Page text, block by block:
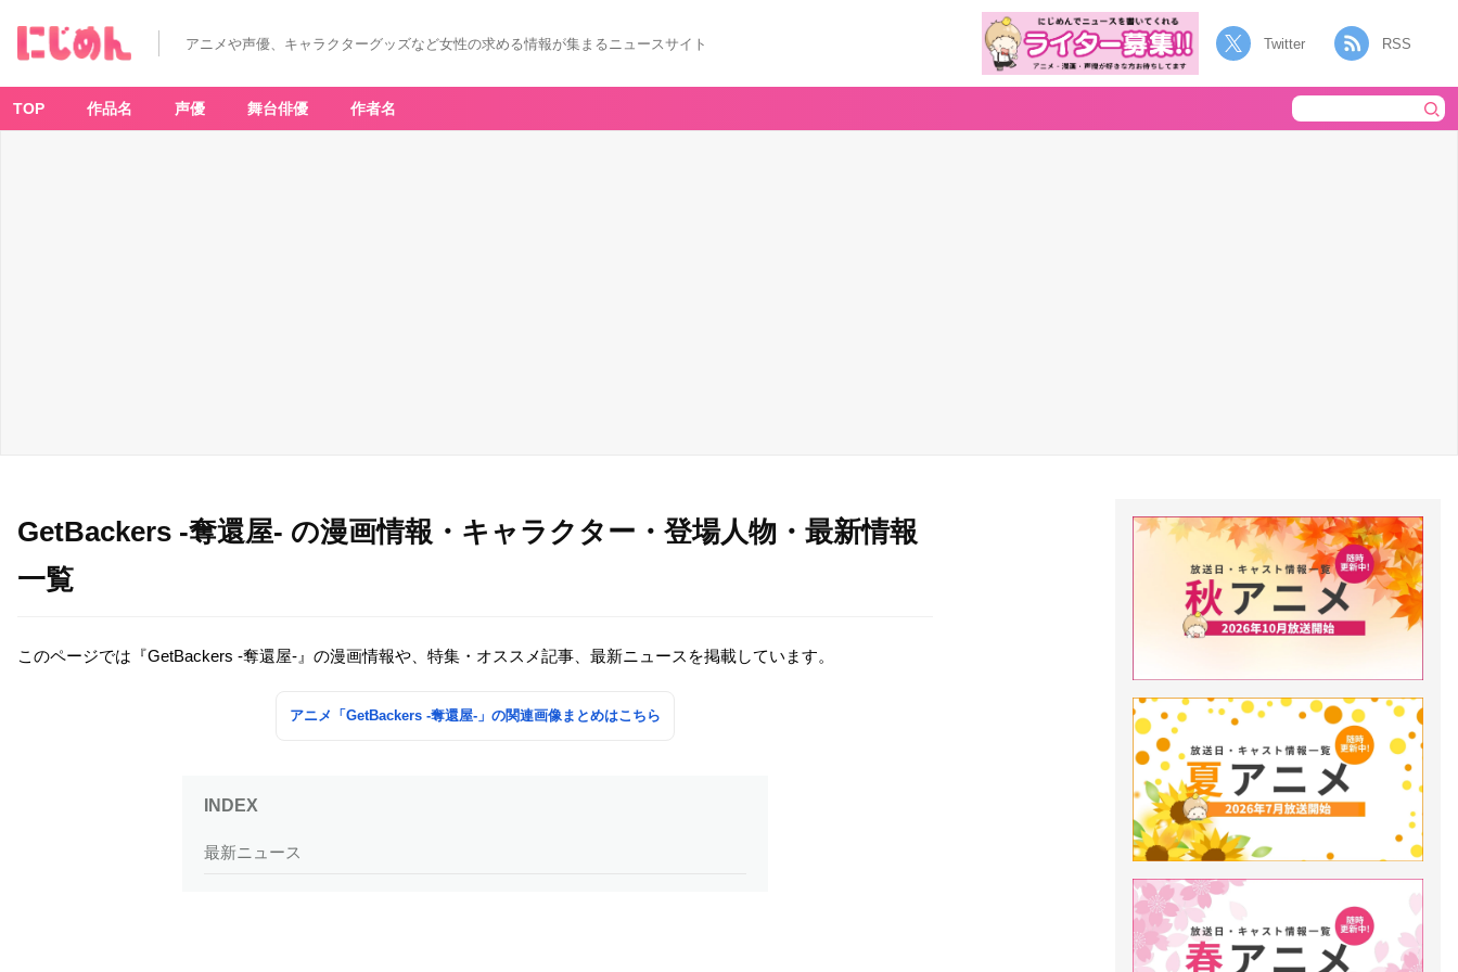
アニメや声優、キャラクターグッズなど女性の求める情報が集まるニュースサイト Twitter RSS
TOP 作品名 声優 舞台俳優 作者名
GetBackers -奪還屋- の漫画情報・キャラクター・登場人物・最新情報
一覧
このページでは『GetBackers -奪還屋-』の漫画情報や、特集・オススメ記事、最新ニュースを掲載しています。
アニメ「GetBackers -奪還屋-」の関連画像まとめはこちら
最新ニュース